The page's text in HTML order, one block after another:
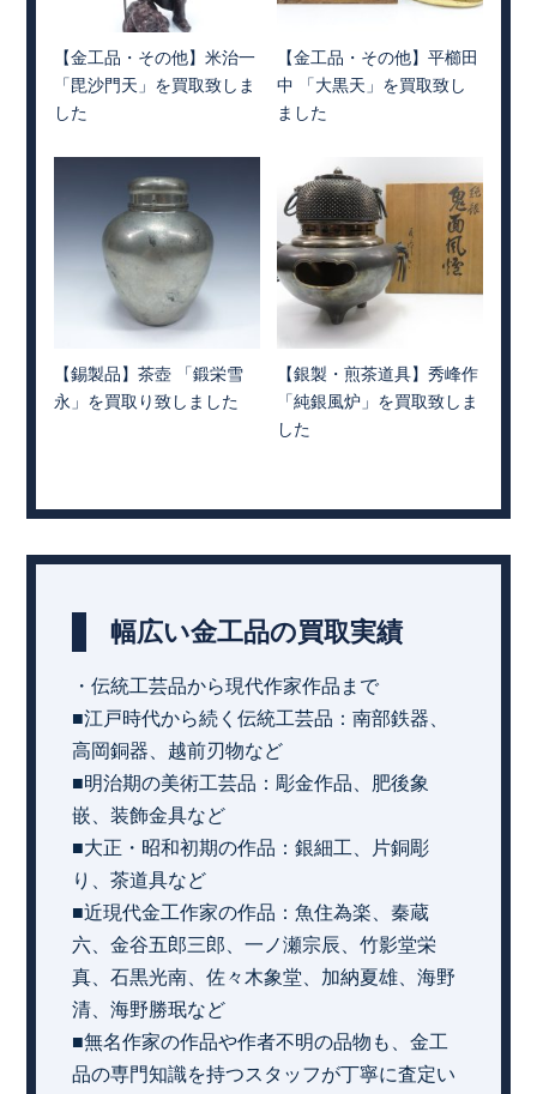
【金工品・その他】米治一
「毘沙門天」を買取致しま
した
【金工品・その他】平櫛田
中 「大黒天」を買取致し
ました
【錫製品】茶壺 「鍛栄雪
永」を買取り致しました
【銀製・煎茶道具】秀峰作
「純銀風炉」を買取致しま
した
幅広い金工品の買取実績
・伝統工芸品から現代作家作品まで
■江戸時代から続く伝統工芸品：南部鉄器、
高岡銅器、越前刃物など
■明治期の美術工芸品：彫金作品、肥後象
嵌、装飾金具など
■大正・昭和初期の作品：銀細工、片銅彫
り、茶道具など
■近現代金工作家の作品：魚住為楽、秦蔵
六、金谷五郎三郎、一ノ瀬宗辰、竹影堂栄
真、石黒光南、佐々木象堂、加納夏雄、海野
清、海野勝珉など
■無名作家の作品や作者不明の品物も、金工
品の専門知識を持つスタッフが丁寧に査定い